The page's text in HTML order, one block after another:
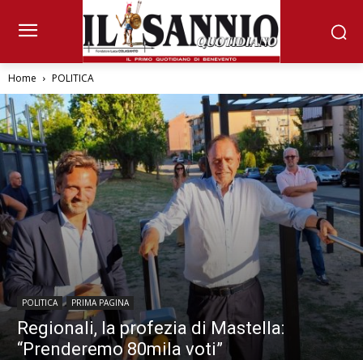
Home POLITICA
POLITICA PRIMA PAGINA
Regionali, la profezia di Mastella:
“Prenderemo 80mila voti”